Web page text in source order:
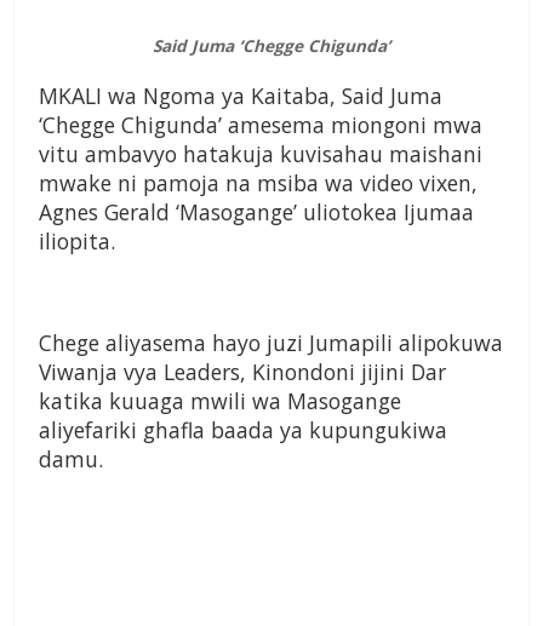
Said Juma ‘Chegge Chigunda’
MKALI wa Ngoma ya Kaitaba, Said Juma
‘Chegge Chigunda’ amesema miongoni mwa
vitu ambavyo hatakuja kuvisahau maishani
mwake ni pamoja na msiba wa video vixen,
Agnes Gerald ‘Masogange’ uliotokea Ijumaa
iliopita.
Chege aliyasema hayo juzi Jumapili alipokuwa
Viwanja vya Leaders, Kinondoni jijini Dar
katika kuuaga mwili wa Masogange
aliyefariki ghafla baada ya kupungukiwa
damu.